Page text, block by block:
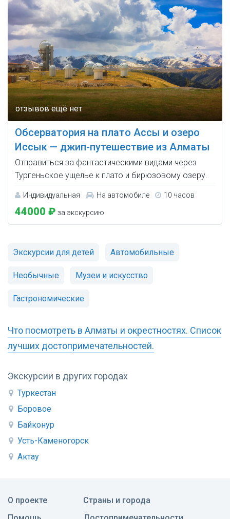
Экскурсии в других городах
Туркестан
Боровое
Байконур
Усть-Каменогорск
Актау
Обсерватория на плато Ассы и озеро
Иссык — джип-путешествие из Алматы
Отправиться за фантастическими видами через
Тургеньское ущелье к плато и бирюзовому озеру.
Индивидуальная На автомобиле 10 часов
44000 ₽ за экскурсию
Экскурсии для детей Автомобильные
Необычные Музеи и искусство
Гастрономические
Что посмотреть в Алматы и окрестностях. Список
лучших достопримечательностей.
О проекте
Страны и города